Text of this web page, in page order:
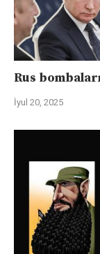
Rus
İyul 20, 2025